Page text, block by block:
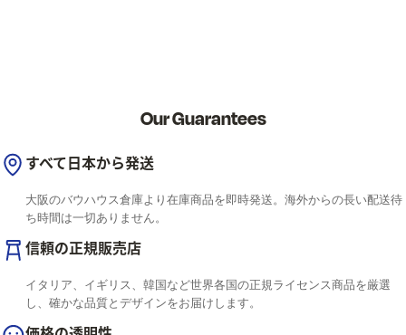
Our Guarantees
すべて日本から発送
大阪のバウハウス倉庫より在庫商品を即時発送。海外からの長い配送待
ち時間は一切ありません。
信頼の正規販売店
イタリア、イギリス、韓国など世界各国の正規ライセンス商品を厳選
し、確かな品質とデザインをお届けします。